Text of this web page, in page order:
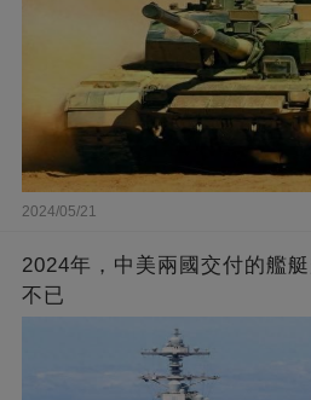
2024/05/21
2024年，中美兩國交付的艦
不已